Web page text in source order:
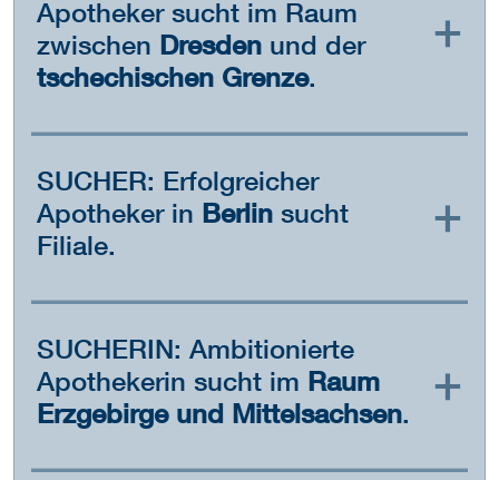
Apotheker sucht im Raum
zwischen Dresden und der
tschechischen Grenze.
SUCHER: Erfolgreicher
Apotheker in Berlin sucht
Filiale.
SUCHERIN: Ambitionierte
Apothekerin sucht im Raum
Erzgebirge und Mittelsachsen.